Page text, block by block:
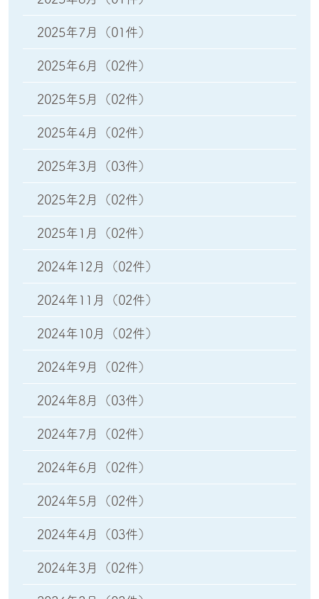
2025年7月 （01件）
2025年6月 （02件）
2025年5月 （02件）
2025年4月 （02件）
2025年3月 （03件）
2025年2月 （02件）
2025年1月 （02件）
2024年12月 （02件）
2024年11月 （02件）
2024年10月 （02件）
2024年9月 （02件）
2024年8月 （03件）
2024年7月 （02件）
2024年6月 （02件）
2024年5月 （02件）
2024年4月 （03件）
2024年3月 （02件）